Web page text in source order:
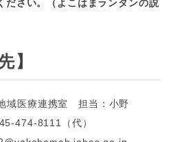
ださい。（よこはまランタンの説
】
医療連携室 担当：小野
474-8111（代）